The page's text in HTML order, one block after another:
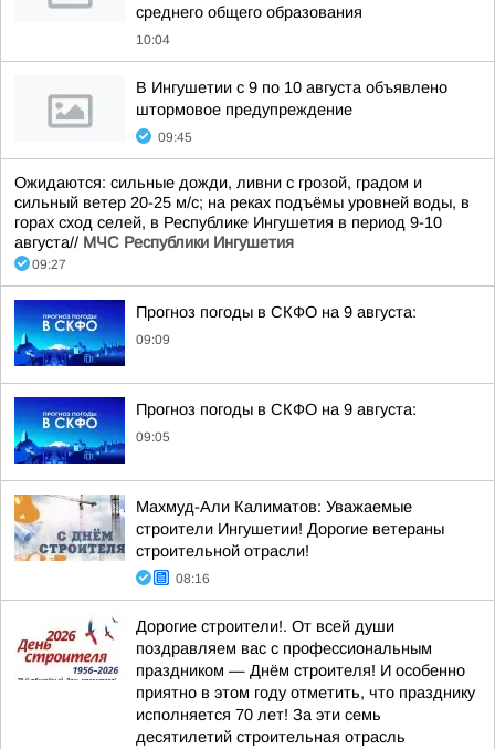
среднего общего образования
10:04
В Ингушетии с 9 по 10 августа объявлено
штормовое предупреждение
09:45
Ожидаются: сильные дожди, ливни с грозой, градом и
сильный ветер 20-25 м/с; на реках подъёмы уровней воды, в
горах сход селей, в Республике Ингушетия в период 9-10
августа// МЧС Республики Ингушетия
09:27
Прогноз погоды в СКФО на 9 августа:
09:09
Прогноз погоды в СКФО на 9 августа:
09:05
Махмуд-Али Калиматов: Уважаемые
строители Ингушетии! Дорогие ветераны
строительной отрасли!
08:16
Дорогие строители!. От всей души
поздравляем вас с профессиональным
праздником — Днём строителя! И особенно
приятно в этом году отметить, что празднику
исполняется 70 лет! За эти семь
десятилетий строительная отрасль